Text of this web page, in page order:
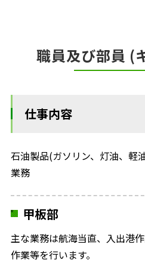
職員及び部員 (
仕事内容
石油製品(ガソリン、灯油、軽
業務
甲板部
主な業務は航海当直、入出港
作業等を行います。